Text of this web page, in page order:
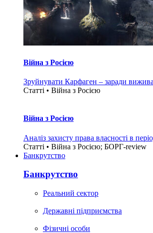
Війна з Росією
Зруйнувати Карфаген – заради
Статті • Війна з Росією
Війна з Росією
Аналіз захисту права власності в
Статті • Війна з Росією; БОРГ-review
Банкрутство
Банкрутство
Реальний сектор
Державні підприємства
Фізичні особи